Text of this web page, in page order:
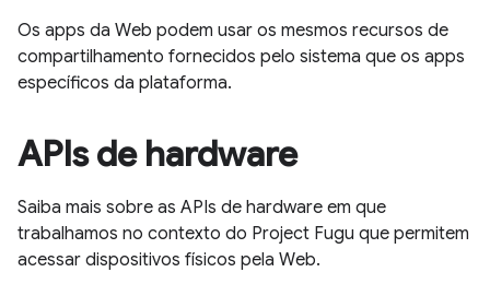
Os apps da Web podem usar os mesmos recursos de
compartilhamento fornecidos pelo sistema que os apps
específicos da plataforma.
APIs de hardware
Saiba mais sobre as APIs de hardware em que
trabalhamos no contexto do Project Fugu que permitem
acessar dispositivos físicos pela Web.